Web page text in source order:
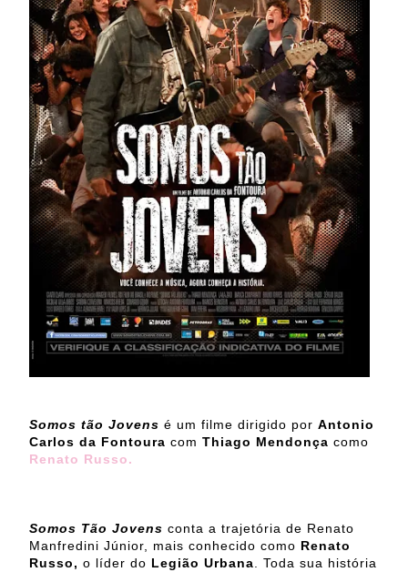
Somos tão Jovens é um filme dirigido por Antonio
Carlos da Fontoura com Thiago Mendonça como
Renato Russo.
Somos Tão Jovens conta a trajetória de Renato
Manfredini Júnior, mais conhecido como Renato
Russo, o líder do Legião Urbana . Toda sua história